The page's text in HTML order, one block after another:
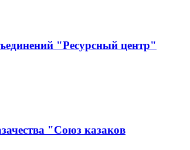
"Ресурсный центр"
"Союз казаков